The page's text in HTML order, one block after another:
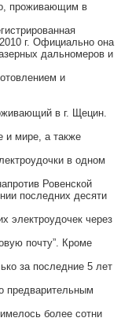
проживающим в
г. Официально она
дальномеров и
и
в г. Щецин.
и мире, а также
в одном
Ровенской
последних десяти
электроудочек через
почту”. Кроме
за последние 5 лет
предварительным
более сотни